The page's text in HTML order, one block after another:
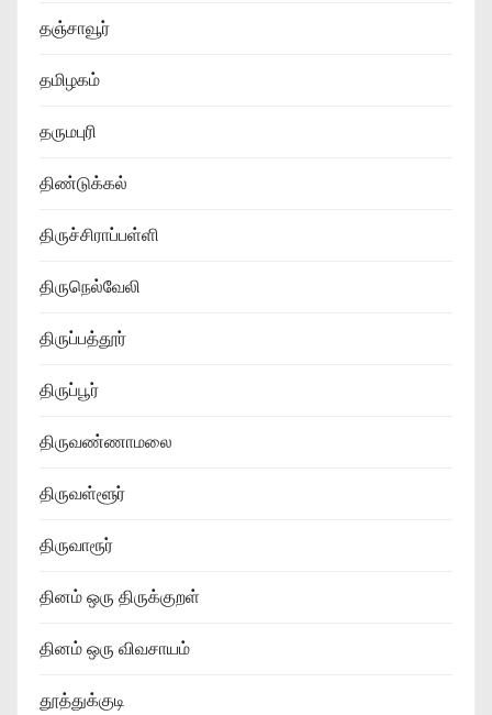
தஞ்சாவூர்
தமிழகம்
தருமபுரி
திண்டுக்கல்
திருச்சிராப்பள்ளி
திருநெல்வேலி
திருப்பத்தூர்
திருப்பூர்
திருவண்ணாமலை
திருவள்ளூர்
திருவாரூர்
தினம் ஒரு திருக்குறள்
தினம் ஒரு விவசாயம்
தூத்துக்குடி